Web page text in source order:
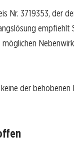
Nr. 3719353, der
empfiehlt
der behobenen